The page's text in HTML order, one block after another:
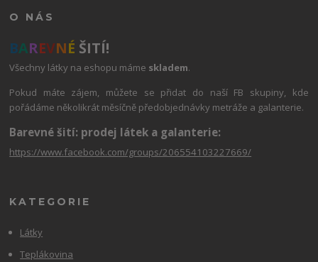
O NÁS
BAREVNÉ ŠITÍ!
Všechny látky na eshopu máme skladem.
Pokud máte zájem, můžete se přidat do naší FB skupiny, kde
pořádáme několikrát měsíčně předobjednávky metráže a galanterie.
Barevné šití: prodej látek a galanterie:
https://www.facebook.com/groups/206554103227669/
KATEGORIE
Látky
Teplákovina